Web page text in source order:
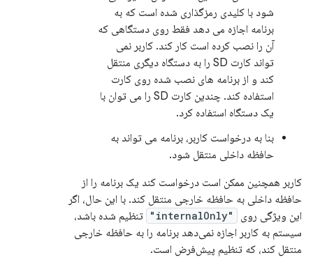
شود با کلیدی رمزگذاری شده است که به
برنامه اجازه می دهد فقط روی دستگاهی که
آن را نصب کرده است کار کند. کاربر نمی
تواند کارت SD را به دستگاه دیگری منتقل
کند و از برنامه های نصب شده روی کارت
استفاده کند. چندین کارت SD را می توان با
یک دستگاه استفاده کرد.
بنا به درخواست کاربر، برنامه می تواند به
حافظه داخلی منتقل شود.
کاربر همچنین ممکن است درخواست کند یک برنامه را از
حافظه داخلی به حافظه خارجی منتقل کند. با این حال، اگر
این ویژگی روی
"internalOnly"
تنظیم شده باشد،
سیستم به کاربر اجازه نمی‌دهد برنامه را به حافظه خارجی
منتقل کند، که تنظیم پیش‌فرض است.